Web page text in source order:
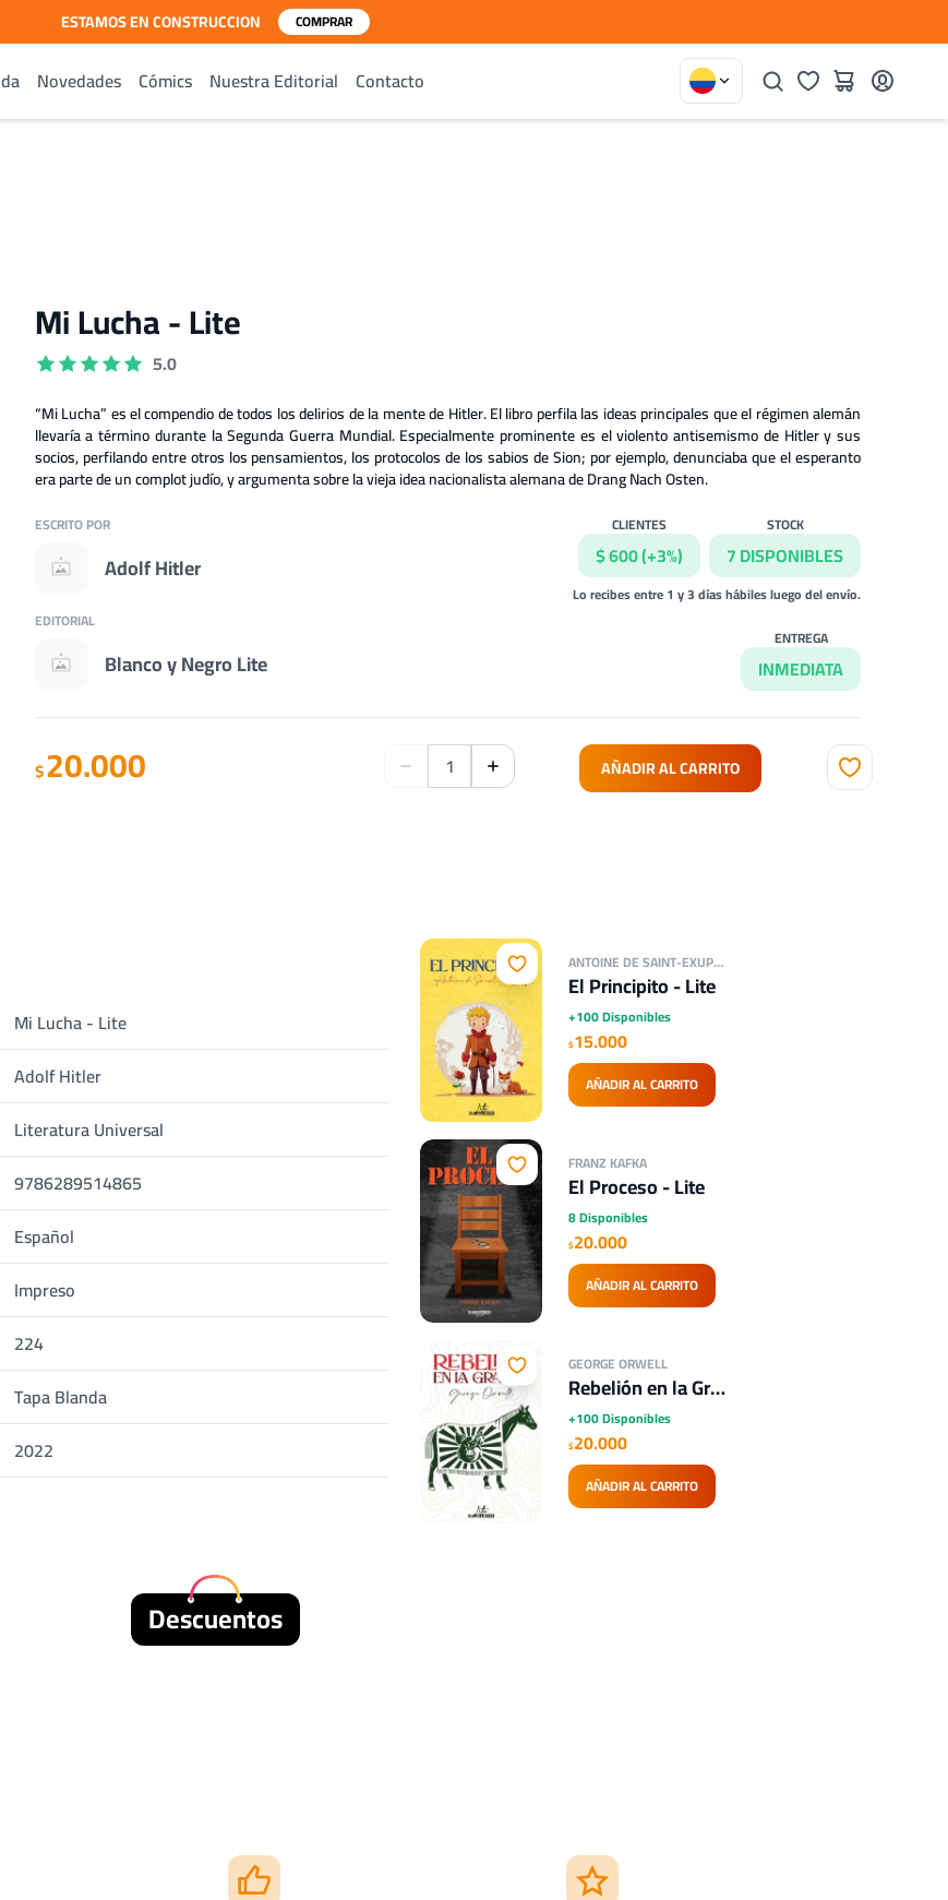
ESTAMOS EN CONSTRUCCION COMPRAR
Novedades Cómics Nuestra Editorial Contacto
Mi Lucha - Lite
5.0
“Mi Lucha” es el compendio de todos los delirios de la mente de Hitler. El libro perfila las ideas principales que el régimen alemán
llevaría a término durante la Segunda Guerra Mundial. Especialmente prominente es el violento antisemismo de Hitler y sus
socios, perfilando entre otros los pensamientos, los protocolos de los sabios de Sion; por ejemplo, denunciaba que el esperanto
era parte de un complot judío, y argumenta sobre la vieja idea nacionalista alemana de Drang Nach Osten.
ESCRITO POR
Adolf Hitler
EDITORIAL
Blanco y Negro Lite
CLIENTES
$ 600 (+3%)
STOCK
7 DISPONIBLES
Lo recibes entre 1 y 3 días hábiles luego del envío.
ENTREGA
INMEDIATA
$20.000 AÑADIR AL CARRITO
Mi Lucha - Lite
Adolf Hitler
Literatura Universal
9786289514865
Español
Impreso
224
Tapa Blanda
2022
ANTOINE DE SAINT-EXUPÉRY
El Principito - Lite
+100 Disponibles
$15.000
AÑADIR AL CARRITO
FRANZ KAFKA
El Proceso - Lite
8 Disponibles
$20.000
AÑADIR AL CARRITO
GEORGE ORWELL
Rebelión en la Granja - Lite
+100 Disponibles
$20.000
AÑADIR AL CARRITO
Descuentos